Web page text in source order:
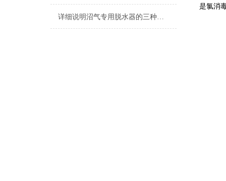
详细说明沼气专用脱水器的三种脱水方法
是氯消